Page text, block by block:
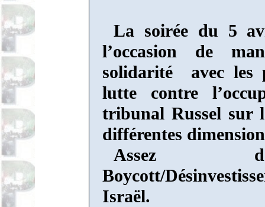
La soirée du 5
l’occasion de
solidarité
avec les
lutte contre
tribunal Russel sur
différentes
Assez de
Boycott/
Israël.